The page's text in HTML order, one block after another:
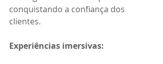
conquistando a confiança dos
clientes.
Experiências imersivas: